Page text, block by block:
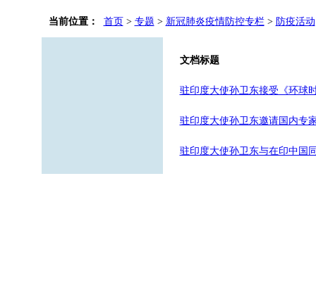
当前位置： 首页> 专题 > 新冠肺炎疫情防控专栏> 防疫活动
文档标题
驻印度大使孙卫东接受《环球
驻印度大使孙卫东邀请国内专
驻印度大使孙卫东与在印中国